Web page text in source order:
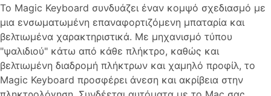
Το Magic Keyboard συνδυάζει έναν κομψό σχεδιασμό με
μια ενσωματωμένη επαναφορτιζόμενη μπαταρία και
βελτιωμένα χαρακτηριστικά. Με μηχανισμό τύπου
"ψαλιδιού" κάτω από κάθε πλήκτρο, καθώς και
βελτιωμένη διαδρομή πλήκτρων και χαμηλό προφίλ, το
Magic Keyboard προσφέρει άνεση και ακρίβεια στην